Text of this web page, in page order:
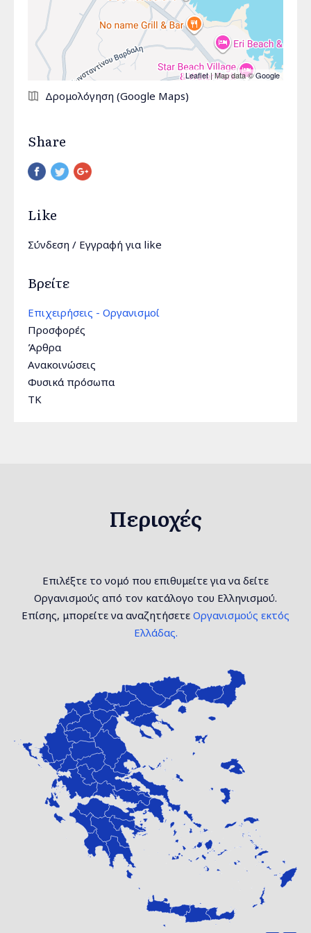
Leaflet| Map data ©Google
Δρομολόγηση (Google Maps)
Share
Like
Σύνδεση / Εγγραφή για like
Βρείτε
Επιχειρήσεις - Οργανισμοί
Προσφορές
Άρθρα
Ανακοινώσεις
Φυσικά πρόσωπα
TK
Περιοχές
Επιλέξτε το νομό που επιθυμείτε για να δείτε
Οργανισμούς από τον κατάλογο του Ελληνισμού.
Επίσης, μπορείτε να αναζητήσετε Οργανισμούς εκτός
Ελλάδας.